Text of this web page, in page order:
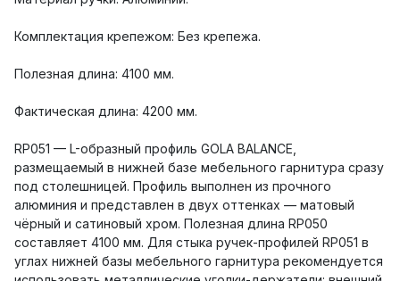
Комплектация крепежом: Без крепежа.
Полезная длина: 4100 мм.
Фактическая длина: 4200 мм.
RP051 — L-образный профиль GOLA BALANCE,
размещаемый в нижней базе мебельного гарнитура сразу
под столешницей. Профиль выполнен из прочного
алюминия и представлен в двух оттенках — матовый
чёрный и сатиновый хром. Полезная длина RP050
составляет 4100 мм. Для стыка ручек-профилей RP051 в
углах нижней базы мебельного гарнитура рекомендуется